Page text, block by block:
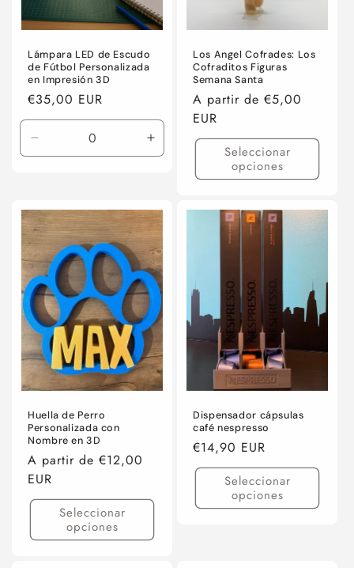
Lámpara LED de Escudo
de Fútbol Personalizada
en Impresión 3D
Precio
habitual
€35,00 EUR
cantidad
Title
Aumentar
cantidad
Title
Los Angel Cofrades: Los
Cofraditos Figuras
Semana Santa
Precio
habitual
A partir de €5,00
EUR
Seleccionar
opciones
Huella de Perro
Personalizada con
Nombre en 3D
Precio
habitual
A partir de €12,00
EUR
Seleccionar
opciones
Dispensador cápsulas
café nespresso
Precio
habitual
€14,90 EUR
Seleccionar
opciones